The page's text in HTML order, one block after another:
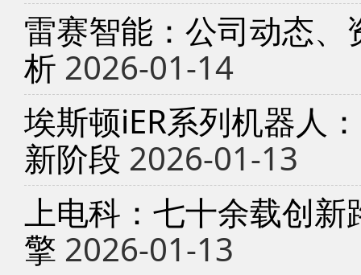
雷赛智能：公司动态
析 2026-01-14
埃斯顿iER系列机器人
新阶段 2026-01-13
上电科：七十余载创
擎 2026-01-13